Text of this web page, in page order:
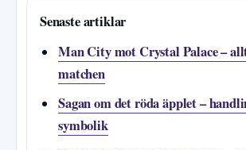
Senaste artiklar
Man City mot Crystal Palace –
matchen
Sagan om det röda äpplet –
symbolik